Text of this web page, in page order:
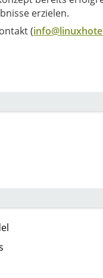
erzielen.
(